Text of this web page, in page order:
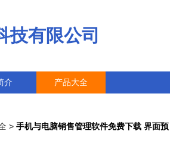
技有限公司
介 产品大全
> 手机与电脑销售管理软件免费下载 界面预